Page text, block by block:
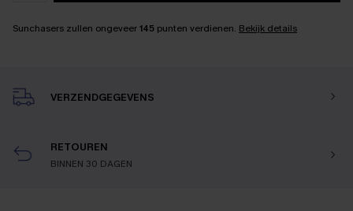
Sunchasers zullen ongeveer145 punten verdienen. Bekijk details
VERZENDGEGEVENS
RETOUREN
BINNEN 30 DAGEN